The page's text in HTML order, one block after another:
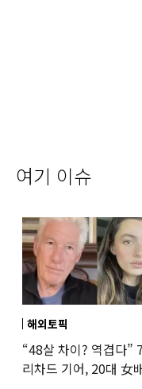
여기 이슈
해외토픽
“48살 차이? 역겹다”
리차드 기어, 20대 女